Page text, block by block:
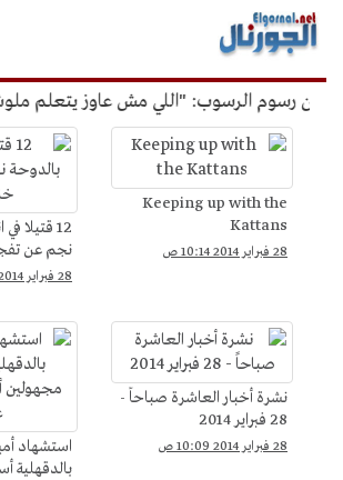
القائمة
الرئيسية
رسوم الرسوب: "اللي مش عاوز يتعلم ملوش
فيديوهات
Keeping up with the
Kattans
28 فبراير 2014 10:14 ص
12 قتيلا
نجم عن
28 فبراير 2014 10:12 ص
نشرة أخبار العاشرة صباحاً -
28 فبراير 2014
28 فبراير 2014 10:09 ص
استشهاد
بالدقهلية